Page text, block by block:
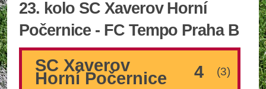
23. kolo SC Xaverov Horní
Počernice - FC Tempo Praha B
SC Xaverov
Horní Počernice 4 (3)